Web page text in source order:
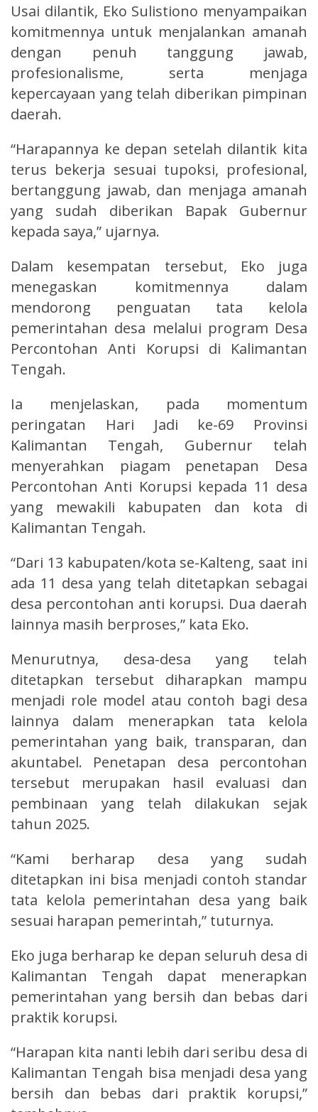
Usai dilantik, Eko Sulistiono menyampaikan
komitmennya untuk menjalankan amanah
dengan penuh tanggung jawab,
profesionalisme, serta menjaga
kepercayaan yang telah diberikan pimpinan
daerah.
“Harapannya ke depan setelah dilantik kita
terus bekerja sesuai tupoksi, profesional,
bertanggung jawab, dan menjaga amanah
yang sudah diberikan Bapak Gubernur
kepada saya,” ujarnya.
Dalam kesempatan tersebut, Eko juga
menegaskan komitmennya dalam
mendorong penguatan tata kelola
pemerintahan desa melalui program Desa
Percontohan Anti Korupsi di Kalimantan
Tengah.
Ia menjelaskan, pada momentum
peringatan Hari Jadi ke-69 Provinsi
Kalimantan Tengah, Gubernur telah
menyerahkan piagam penetapan Desa
Percontohan Anti Korupsi kepada 11 desa
yang mewakili kabupaten dan kota di
Kalimantan Tengah.
“Dari 13 kabupaten/kota se-Kalteng, saat ini
ada 11 desa yang telah ditetapkan sebagai
desa percontohan anti korupsi. Dua daerah
lainnya masih berproses,” kata Eko.
Menurutnya, desa-desa yang telah
ditetapkan tersebut diharapkan mampu
menjadi role model atau contoh bagi desa
lainnya dalam menerapkan tata kelola
pemerintahan yang baik, transparan, dan
akuntabel. Penetapan desa percontohan
tersebut merupakan hasil evaluasi dan
pembinaan yang telah dilakukan sejak
tahun 2025.
“Kami berharap desa yang sudah
ditetapkan ini bisa menjadi contoh standar
tata kelola pemerintahan desa yang baik
sesuai harapan pemerintah,” tuturnya.
Eko juga berharap ke depan seluruh desa di
Kalimantan Tengah dapat menerapkan
pemerintahan yang bersih dan bebas dari
praktik korupsi.
“Harapan kita nanti lebih dari seribu desa di
Kalimantan Tengah bisa menjadi desa yang
bersih dan bebas dari praktik korupsi,”